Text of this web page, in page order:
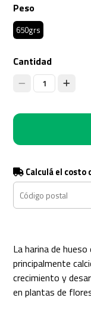
Peso
650grs
Cantidad
1
Calculá el costo
La harina de
principalmente
crecimiento y
en plantas de